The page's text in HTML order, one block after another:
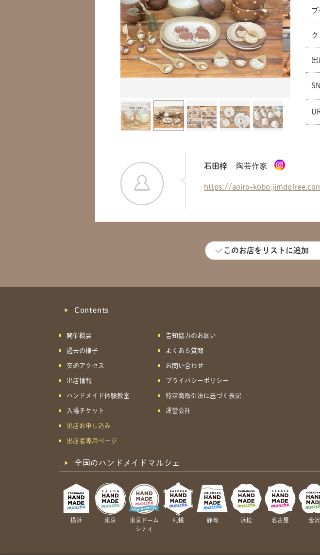
石田梓 陶芸作家
https://aoiro-
このお店をリストに追加
Contents
開催概要
過去の様子
交通アクセス
出店情報
ハンドメイド体験教室
入場チケット
出店お申し込み
出店者専用ページ
告知協力のお願い
よくある質問
お問い合わせ
プライバシーポリシー
特定商取引法に基づく表記
運営会社
全国のハンドメイドマルシェ
横浜 東京
東京ドーム
シティ
札幌 静岡 浜松 名古屋 金沢